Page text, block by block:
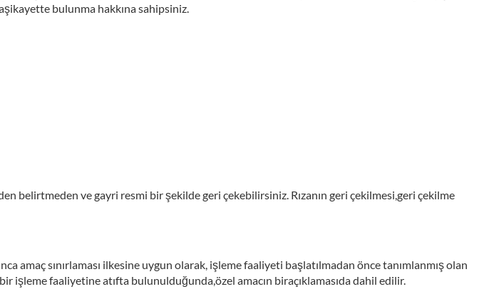
bulunma hakkına sahipsiniz.
belirtmeden ve gayri resmi bir şekilde geri çekebilirsiniz. Rızanın geri çekilmesi,geri çekilme
amaç sınırlaması ilkesine uygun olarak, işleme faaliyeti başlatılmadan önce tanımlanmış olan
işleme faaliyetine atıfta bulunulduğunda,özel amacın biraçıklamasıda dahil edilir.